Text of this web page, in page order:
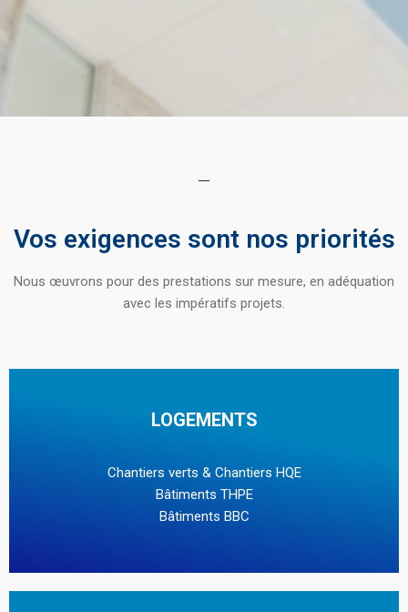
Vos exigences sont nos priorités
Nous œuvrons pour des prestations sur mesure, en adéquation
avec les impératifs projets.
LOGEMENTS
Chantiers verts & Chantiers HQE
Bâtiments THPE
Bâtiments BBC